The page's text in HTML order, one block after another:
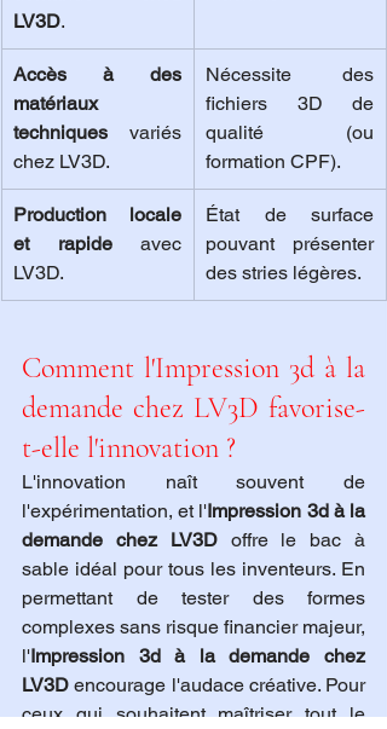
LV3D.
Accès à des
matériaux
techniques variés
chez LV3D.
Nécessite des
fichiers 3D de
qualité (ou
formation CPF).
Production locale
et rapide avec
LV3D.
État de surface
pouvant présenter
des stries légères.
Comment l'Impression 3d à la
demande chez LV3D favorise-
t-elle l'innovation ?
L'innovation naît souvent de
l'expérimentation, et l'Impression 3d à la
demande chez LV3D offre le bac à
sable idéal pour tous les inventeurs. En
permettant de tester des formes
complexes sans risque financier majeur,
l'Impression 3d à la demande chez
LV3D encourage l'audace créative. Pour
ceux qui souhaitent maîtriser tout le